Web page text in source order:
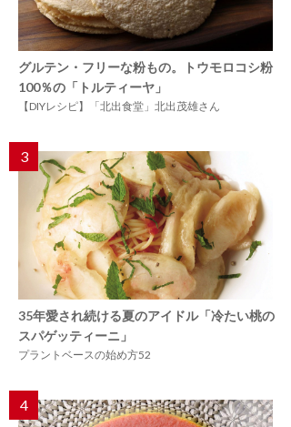
グルテン・フリーな粉もの。トウモロコシ粉
100％の「トルティーヤ」
【DIYレシピ】「北出食堂」北出茂雄さん
3
35年愛され続ける夏のアイドル「冷たい桃の
スパゲッティーニ」
プラントベースの始め方52
4